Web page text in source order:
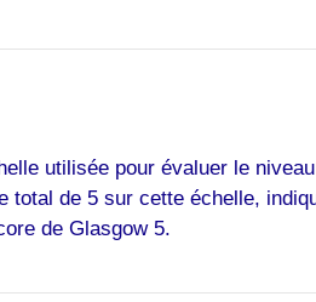
utilisée pour évaluer le
de 5 sur cette échelle,
de Glasgow 5.